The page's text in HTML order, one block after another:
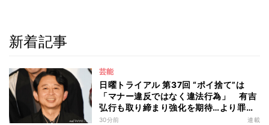
新着記事
芸能
日曜トライアル 第37回 “ポイ捨て”は
「マナー違反ではなく違法行為」 有吉
弘行も取り締まり強化を期待…より罪が
重くなる“ポイ捨て”とは 大垣優希弁護
30分前 連載